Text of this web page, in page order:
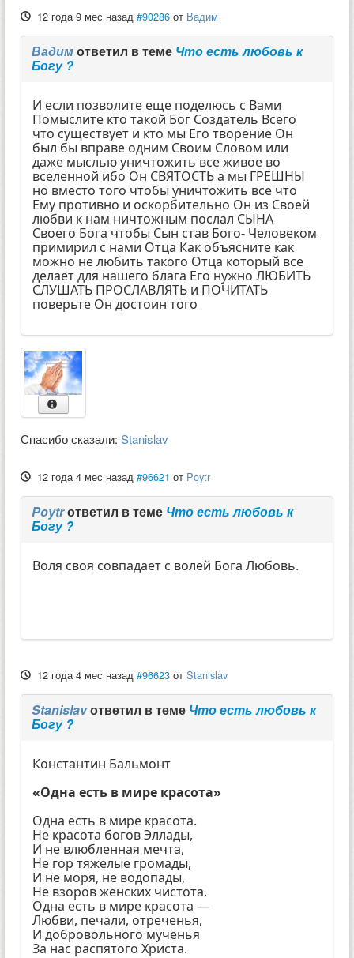
12 года 9 мес назад #90286 от Вадим
Вадимответил в теме Что есть любовь к
Богу ?
И если позволите еще поделюсь с Вами
Помыслите кто такой Бог Создатель Всего
что существует и кто мы Его творение Он
был бы вправе одним Своим Словом или
даже мыслью уничтожить все живое во
вселенной ибо Он СВЯТОСТЬ а мы ГРЕШНЫ
но вместо того чтобы уничтожить все что
Ему противно и оскорбительно Он из Своей
любви к нам ничтожным послал СЫНА
Своего Бога чтобы Сын став Бого- Человеком
примирил с нами Отца Как объясните как
можно не любить такого Отца который все
делает для нашего блага Его нужно ЛЮБИТЬ
СЛУШАТЬ ПРОСЛАВЛЯТЬ и ПОЧИТАТЬ
поверьте Он достоин того
Спасибо сказали: Stanislav
12 года 4 мес назад #96621 от Poytr
Poytrответил в теме Что есть любовь к
Богу ?
Воля своя совпадает с волей Бога Любовь.
12 года 4 мес назад #96623 отStanislav
Stanislavответил в теме Что есть любовь к
Богу ?
Константин Бальмонт
«Одна есть в мире красота»
Одна есть в мире красота.
Не красота богов Эллады,
И не влюбленная мечта,
Не гор тяжелые громады,
И не моря, не водопады,
Не взоров женских чистота.
Одна есть в мире красота —
Любви, печали, отреченья,
И добровольного мученья
За нас распятого Христа.